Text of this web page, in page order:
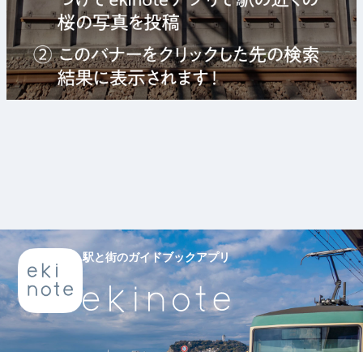
駅と街のガイドブックアプリ